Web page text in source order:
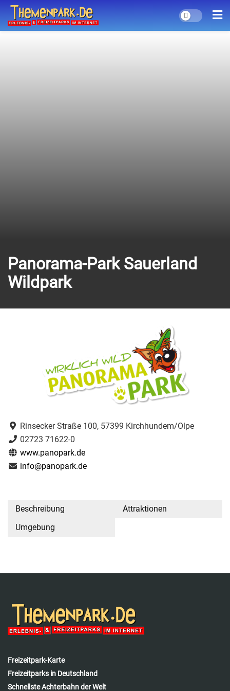
Panorama-Park Sauerland
Wildpark
Rinsecker Straße 100, 57399 Kirchhundem/Olpe
02723 71622-0
www.panopark.de
info@panopark.de
Beschreibung
Attraktionen
Umgebung
Freizeitpark-Karte
Freizeitparks in Deutschland
Schnellste Achterbahn der Welt